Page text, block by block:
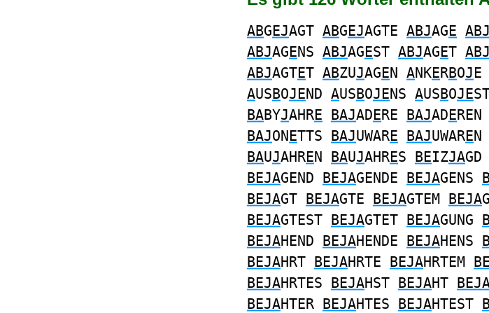
ABGEJAGT ABGEJAGTE ABJAGE ABJ
ABJAGENS ABJAGEST ABJAGET ABJ
ABJAGTET ABZUJAGEN ANKERBOJE
AUSBOJEND AUSBOJENS AUSBOJE
BABYJAHRE BAJADERE BAJADEREN
BAJONETTS BAJUWARE BAJUWAREN
BAUJAHREN BAUJAHRES BEIZJAGD
BEJAGEND BEJAGENDE BEJAGENS
BEJAGT BEJAGTE BEJAGTEM BEJA
BEJAGTEST BEJAGTET BEJAGUNG
BEJAHEND BEJAHENDE BEJAHENS
BEJAHRT BEJAHRTE BEJAHRTEM
BEJAHRTES BEJAHST BEJAHT
BEJAHTER BEJAHTES BEJAHTEST